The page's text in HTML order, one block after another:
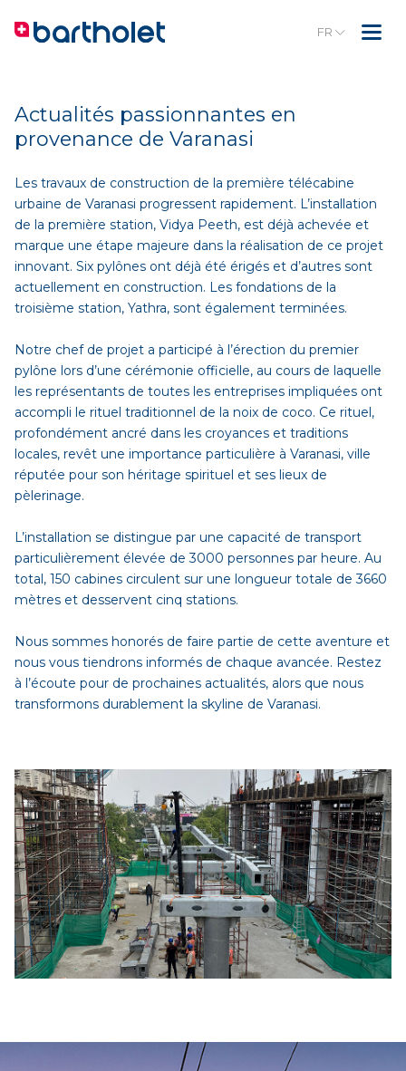
FR
Actualités passionnantes en
provenance de Varanasi
Les travaux de construction de la première télécabine
urbaine de Varanasi progressent rapidement. L’installation
de la première station, Vidya Peeth, est déjà achevée et
marque une étape majeure dans la réalisation de ce projet
innovant. Six pylônes ont déjà été érigés et d’autres sont
actuellement en construction. Les fondations de la
troisième station, Yathra, sont également terminées.
Notre chef de projet a participé à l’érection du premier
pylône lors d’une cérémonie officielle, au cours de laquelle
les représentants de toutes les entreprises impliquées ont
accompli le rituel traditionnel de la noix de coco. Ce rituel,
profondément ancré dans les croyances et traditions
locales, revêt une importance particulière à Varanasi, ville
réputée pour son héritage spirituel et ses lieux de
pèlerinage.
L’installation se distingue par une capacité de transport
particulièrement élevée de 3000 personnes par heure. Au
total, 150 cabines circulent sur une longueur totale de 3660
mètres et desservent cinq stations.
Nous sommes honorés de faire partie de cette aventure et
nous vous tiendrons informés de chaque avancée. Restez
à l’écoute pour de prochaines actualités, alors que nous
transformons durablement la skyline de Varanasi.